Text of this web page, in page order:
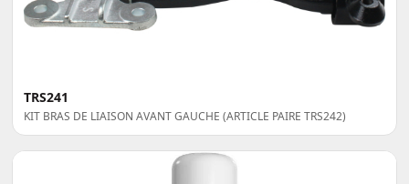
TRS241
KIT BRAS DE LIAISON AVANT GAUCHE (ARTICLE PAIRE TRS242)